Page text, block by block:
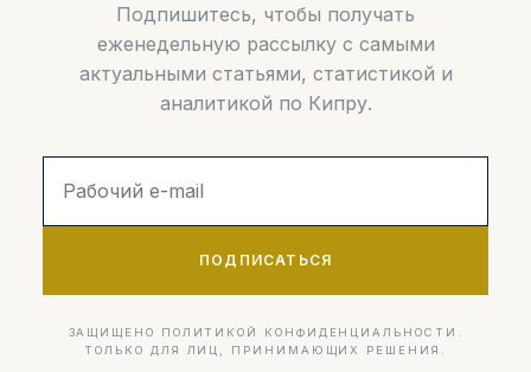
Подпишитесь, чтобы получать
еженедельную рассылку с самыми
актуальными статьями, статистикой и
аналитикой по Кипру.
ПОДПИСАТЬСЯ
ЗАЩИЩЕНО ПОЛИТИКОЙ КОНФИДЕНЦИАЛЬНОСТИ.
ТОЛЬКО ДЛЯ ЛИЦ, ПРИНИМАЮЩИХ РЕШЕНИЯ.